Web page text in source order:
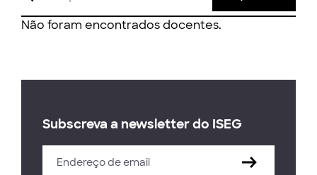
Não foram encontrados docentes.
Subscreva a newsletter do ISEG